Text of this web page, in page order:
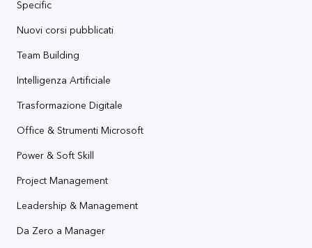
Specific
Nuovi corsi pubblicati
Team Building
Intelligenza Artificiale
Trasformazione Digitale
Office & Strumenti Microsoft
Power & Soft Skill
Project Management
Leadership & Management
Da Zero a Manager